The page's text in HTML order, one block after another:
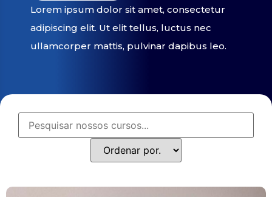
Lorem ipsum dolor sit amet, consectetur
adipiscing elit. Ut elit tellus, luctus nec
ullamcorper mattis, pulvinar dapibus leo.